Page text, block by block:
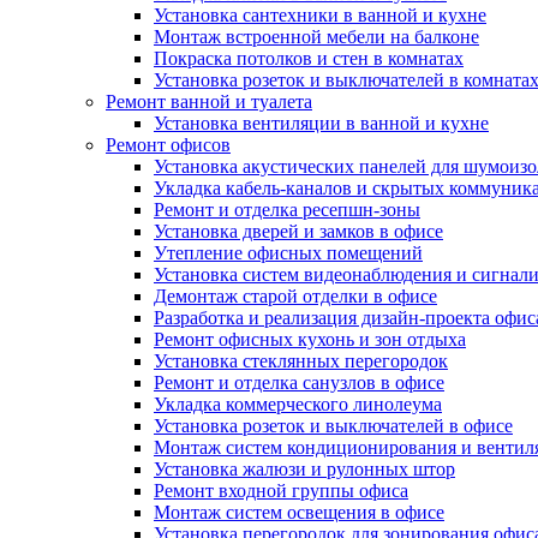
Установка сантехники в ванной и кухне
Монтаж встроенной мебели на балконе
Покраска потолков и стен в комнатах
Установка розеток и выключателей в комнатах
Ремонт ванной и туалета
Установка вентиляции в ванной и кухне
Ремонт офисов
Установка акустических панелей для
Укладка кабель-каналов и скрытых
Ремонт и отделка ресепшн-зоны
Установка дверей и замков в офисе
Утепление офисных помещений
Установка систем видеонаблюдения и
Демонтаж старой отделки в офисе
Разработка и реализация дизайн-проекта
Ремонт офисных кухонь и зон отдыха
Установка стеклянных перегородок
Ремонт и отделка санузлов в офисе
Укладка коммерческого линолеума
Установка розеток и выключателей в офисе
Монтаж систем кондиционирования и
Установка жалюзи и рулонных штор
Ремонт входной группы офиса
Монтаж систем освещения в офисе
Установка перегородок для зонирования